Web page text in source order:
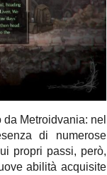
Metroidvania: nel
di numerose
propri passi, però,
abilità acquisite